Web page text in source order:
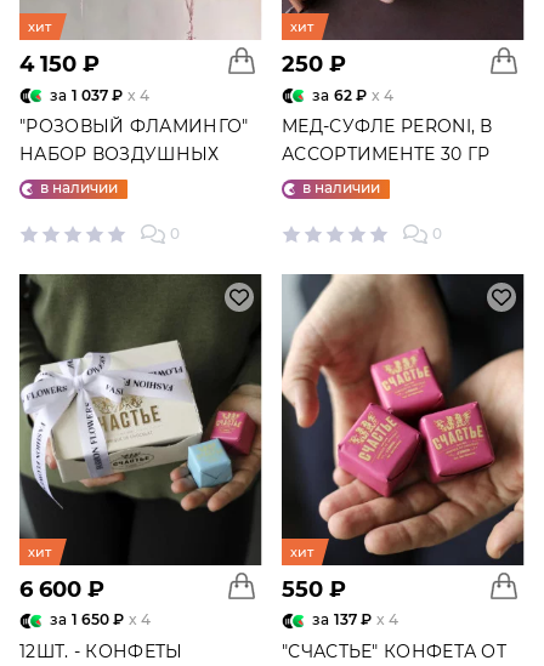
хит
4 150 ₽
за 1 037 ₽ x 4
"РОЗОВЫЙ ФЛАМИНГО"
НАБОР ВОЗДУШНЫХ
ШАРОВ №25
в наличии
0
хит
250 ₽
за 62 ₽ x 4
МЕД-СУФЛЕ PERONI, В
АССОРТИМЕНТЕ 30 ГР
в наличии
0
хит
6 600 ₽
за 1 650 ₽ x 4
12ШТ. - КОНФЕТЫ
хит
550 ₽
за 137 ₽ x 4
"СЧАСТЬЕ" КОНФЕТА ОТ